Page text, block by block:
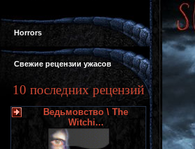
Horrors
Свежие рецензии ужасов
10 последних рецензий
Ведьмовство \ The
Witchi...